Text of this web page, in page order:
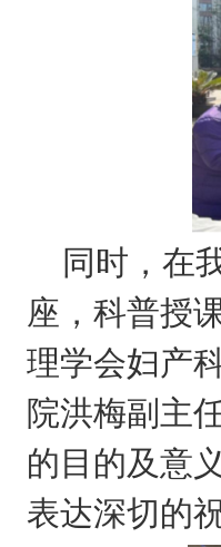
同时，在
座，科普授
理学会妇产
院洪梅副主
的目的及意
表达深切的